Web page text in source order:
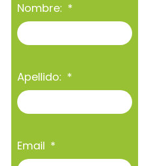
Nombre:
Apellido:
Email